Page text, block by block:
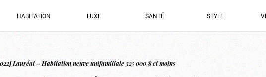
HABITATION LUXE SANTÉ STYLE
Lauréat – Habitation neuve unifamiliale 325 000 $ et moins